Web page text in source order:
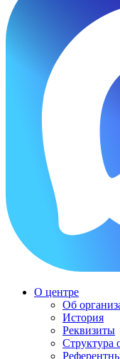
О центре
Об
История
Реквизиты
Структура